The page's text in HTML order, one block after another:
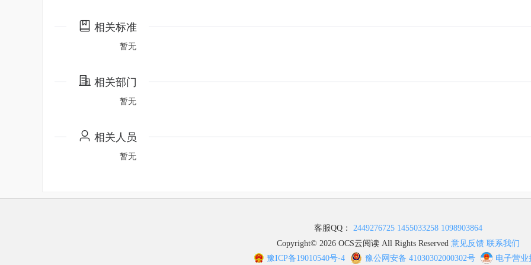
相关标准
暂无
相关部门
暂无
相关人员
暂无
客服QQ： 2449276725 1455033258 1098903864
Copyright© 2026 OCS云阅读 All Rights Reserved 意见反馈 联系我们
豫ICP备19010540号-4
豫公网安备 41030302000302号 电子营业